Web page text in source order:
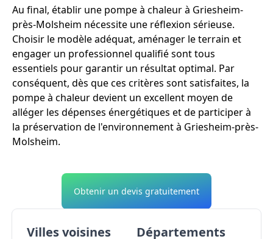
Au final, établir une pompe à chaleur à Griesheim-
près-Molsheim nécessite une réflexion sérieuse.
Choisir le modèle adéquat, aménager le terrain et
engager un professionnel qualifié sont tous
essentiels pour garantir un résultat optimal. Par
conséquent, dès que ces critères sont satisfaites, la
pompe à chaleur devient un excellent moyen de
alléger les dépenses énergétiques et de participer à
la préservation de l'environnement à Griesheim-près-
Molsheim.
Obtenir un devis gratuitement
Villes voisines Départements